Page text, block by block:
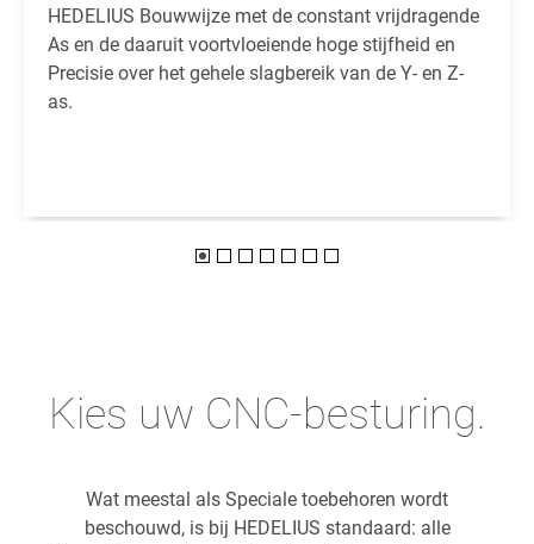
HEDELIUS Bouwwijze met de constant vrijdragende
As en de daaruit voortvloeiende hoge stijfheid en
Precisie over het gehele slagbereik van de Y- en Z-
as.
Kies uw CNC-besturing.
Wat meestal als Speciale toebehoren wordt
beschouwd, is bij HEDELIUS standaard: alle